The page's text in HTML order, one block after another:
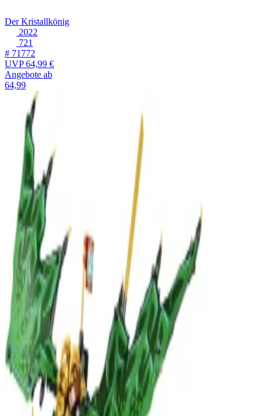
Der Kristallkönig
2022
721
# 71772
UVP64,99 €
Angebote ab
64,99